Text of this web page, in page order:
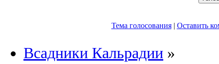
Тема голосования| Оставить
Всадники Кальрадии »